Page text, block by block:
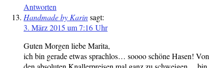
Antworten
Handmade by Karinsagt:
3. März 2015 um 7:16 Uhr
Guten Morgen liebe Marita,
ich bin gerade etwas sprachlos… soooo schöne Hasen! Von